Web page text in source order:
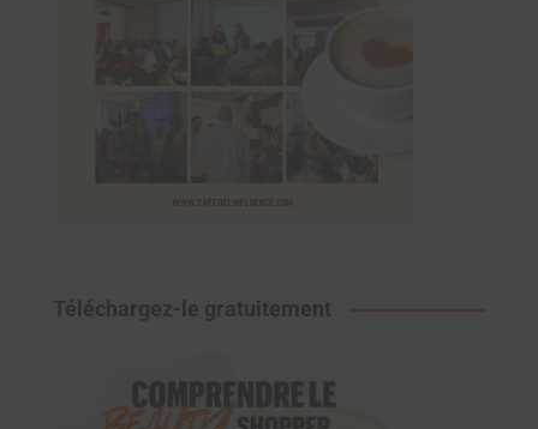
Téléchargez-le gratuitement